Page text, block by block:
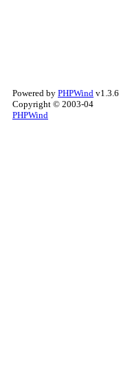
Powered by PHPWind v1.3.6
Copyright © 2003-04
PHPWind